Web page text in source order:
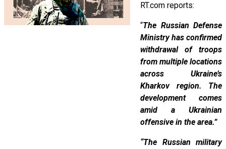
RT.com reports:
“The Russian Defense
Ministry has confirmed
withdrawal of troops
from multiple locations
across Ukraine’s
Kharkov region. The
development comes
amid a Ukrainian
offensive in the area.”
“The Russian military